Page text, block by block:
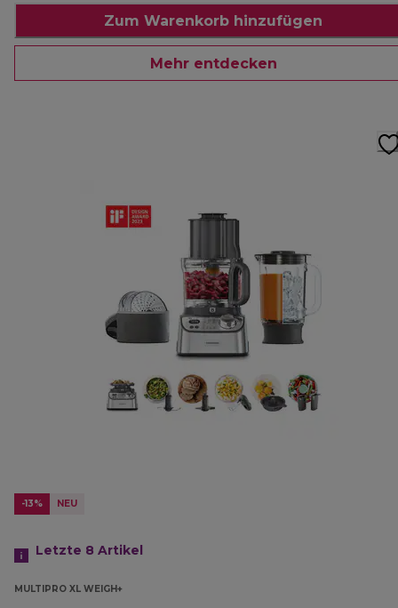
Zum Warenkorb hinzufügen
Mehr entdecken
-13% NEU
Letzte 8 Artikel
MULTIPRO XL WEIGH+